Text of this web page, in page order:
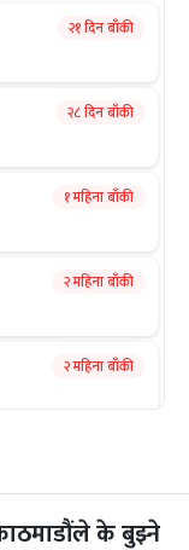
२१ दिन बाँकी
२८ दिन बाँकी
१ महिना बाँकी
२ महिना बाँकी
२ महिना बाँकी
२ महिना बाँकीके बुझ्ने